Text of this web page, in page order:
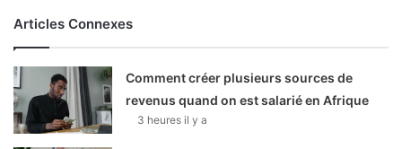
Articles Connexes
Comment créer plusieurs sources de
revenus quand on est salarié en Afrique
3 heures il y a